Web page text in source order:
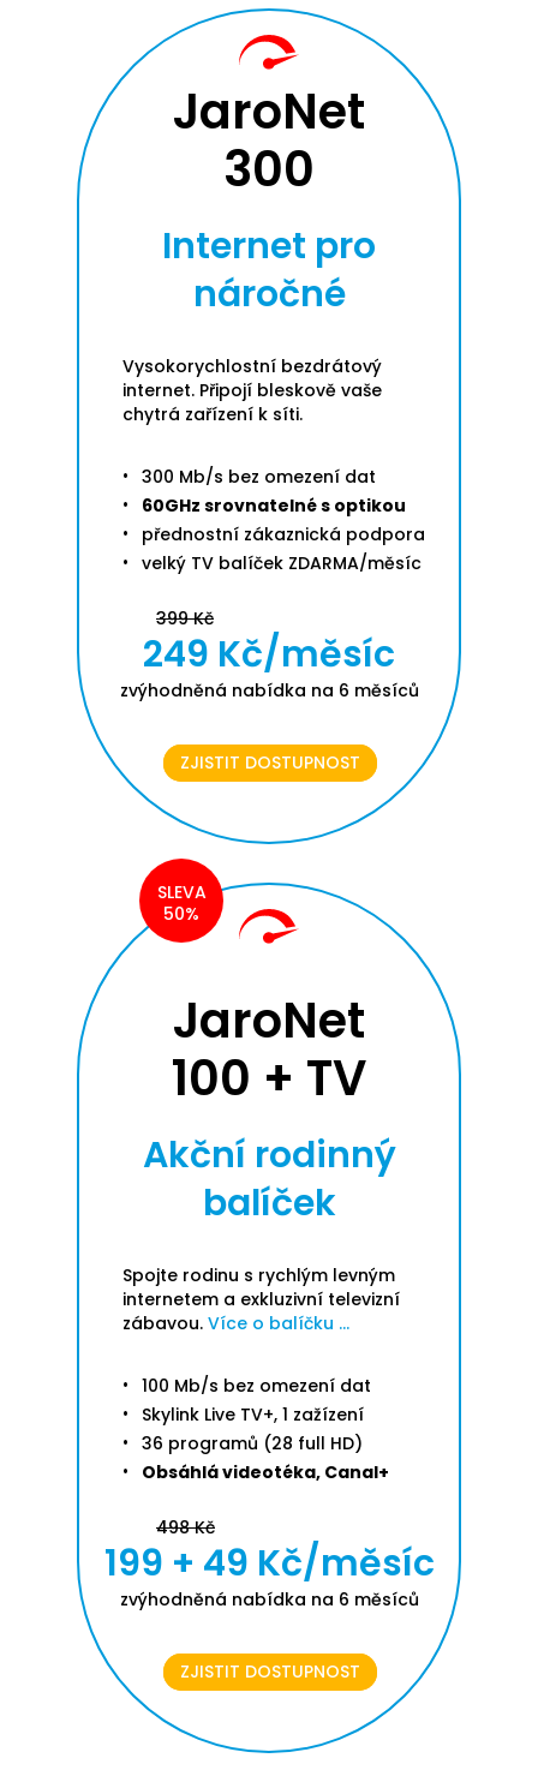
JaroNet
300
Internet pro
náročné
Vysokorychlostní bezdrátový
internet. Připojí bleskově vaše
chytrá zařízení k síti.
300 Mb/s bez omezení dat
60GHz srovnatelné s optikou
přednostní zákaznická podpora
velký TV balíček ZDARMA/měsíc
399 Kč
249 Kč/měsíc
zvýhodněná nabídka na 6 měsíců
ZJISTIT DOSTUPNOST
SLEVA
50%
JaroNet
100 + TV
Akční rodinný
balíček
Spojte rodinu s rychlým levným
internetem a exkluzivní televizní
zábavou. Více o balíčku ...
100 Mb/s bez omezení dat
Skylink Live TV+, 1 zažízení
36 programů (28 full HD)
Obsáhlá videotéka, Canal+
498 Kč
199 + 49 Kč/měsíc
zvýhodněná nabídka na 6 měsíců
ZJISTIT DOSTUPNOST